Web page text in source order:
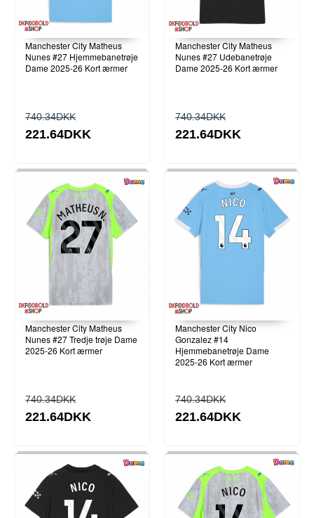
Manchester City Matheus
Nunes #27 Hjemmebanetrøje
Dame 2025-26 Kort ærmer
740.34DKK
221.64DKK
Manchester City Matheus
Nunes #27 Udebanetrøje
Dame 2025-26 Kort ærmer
740.34DKK
221.64DKK
Manchester City Matheus
Nunes #27 Tredje trøje Dame
2025-26 Kort ærmer
740.34DKK
221.64DKK
Manchester City Nico
Gonzalez #14
Hjemmebanetrøje Dame
2025-26 Kort ærmer
740.34DKK
221.64DKK